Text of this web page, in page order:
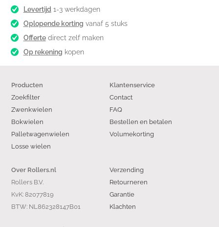
Levertijd1-3 werkdagen
Oplopende korting vanaf 5 stuks
Offertedirect zelf maken
Op rekening kopen
Producten
Zoekfilter
Zwenkwielen
Bokwielen
Palletwagenwielen
Losse wielen
Klantenservice
Contact
FAQ
Bestellen en betalen
Volumekorting
Verzending
Retourneren
Garantie
Klachten
Over Rollers.nl
Rollers B.V.
KvK: 82077819
BTW: NL862328147B01